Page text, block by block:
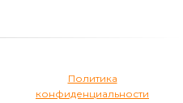
Политика
конфиденциальности